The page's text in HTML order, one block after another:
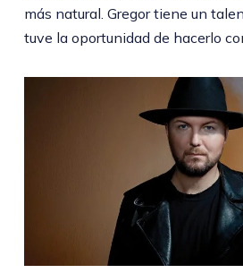
más natural. Gregor tiene un
tuve la oportunidad de hacerlo